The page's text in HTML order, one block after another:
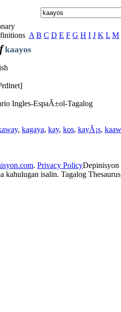
A B C D E F G H I J K L M
kaayos
Ingles-EspaÃ±ol-Tagalog
, kagaya, kay, kos, kayÃ¡s,
. Privacy PolicyDepinisyon
kahulugan isalin. Tagalog